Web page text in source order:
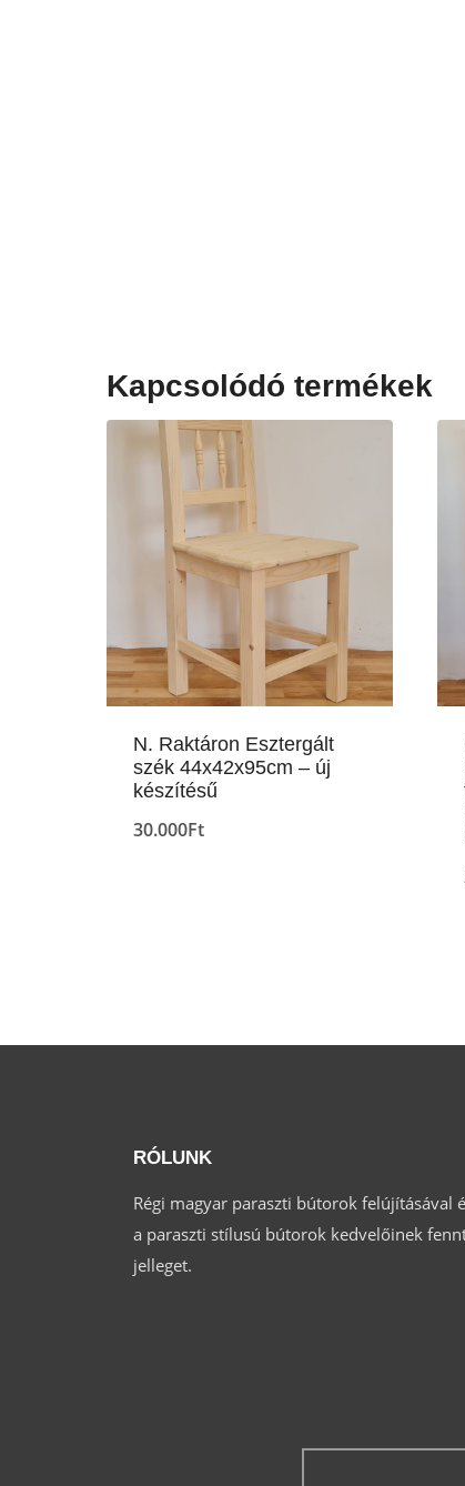
Kapcsolódó termékek
N. Raktáron Esztergált
szék 44x42x95cm – új
készítésű
30.000Ft
RÓLUNK
Régi magyar paraszti bútorok felújításával
a paraszti stílusú bútorok kedvelőinek
jelleget.